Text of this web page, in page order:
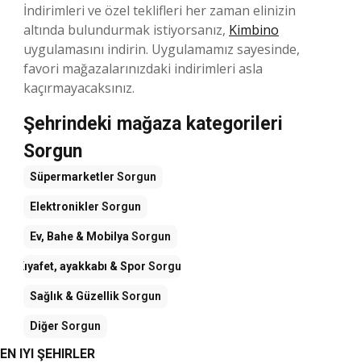
İndirimleri ve özel teklifleri her zaman elinizin
altında bulundurmak istiyorsanız, Kimbino
uygulamasını indirin. Uygulamamız sayesinde,
favori mağazalarınızdaki indirimleri asla
kaçırmayacaksınız.
Şehrindeki mağaza kategorileri
Sorgun
Süpermarketler Sorgun
Elektronikler Sorgun
Ev, Bahe & Mobilya Sorgun
Kıyafet, ayakkabı & Spor Sorgun
Sağlık & GüzellikSorgun
Diğer Sorgun
EN IYI ŞEHIRLER